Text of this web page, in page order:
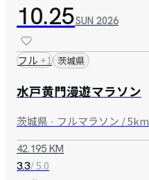
10.25SUN 2026
フル+1 茨城県
水戸黄門漫遊マラソン
茨城県 · フルマラソン / 5km
42.195 KM
3.3/ 5.0